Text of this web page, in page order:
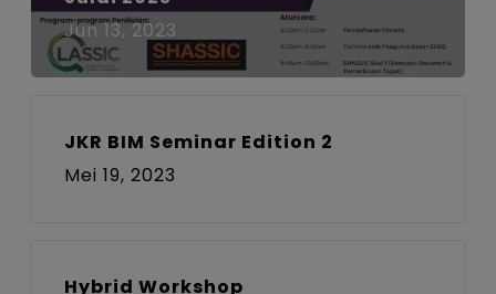
Jun 13, 2023
JKR BIM Seminar Edition 2
Mei 19, 2023
Hybrid Workshop